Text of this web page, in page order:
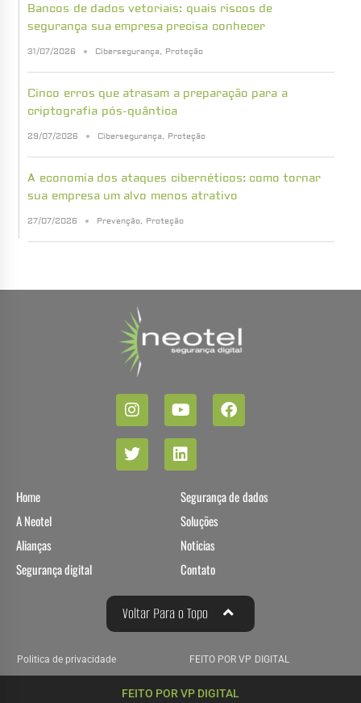
Bancos de dados vetoriais: quais riscos de
segurança sua empresa precisa conhecer
31/07/2026 Cibersegurança, Proteção
Cinco erros que atrasam a preparação para a
criptografia pós-quântica
29/07/2026 Cibersegurança, Proteção
A economia dos ataques cibernéticos: como tornar
sua empresa um alvo menos atrativo
27/07/2026 Prevenção, Proteção
Home
A Neotel
Alianças
Segurança digital
Segurança de dados
Soluções
Noticias
Contato
Voltar Para o Topo
Politica de privacidade FEITO POR VP DIGITAL
FEITO POR VP DIGITAL